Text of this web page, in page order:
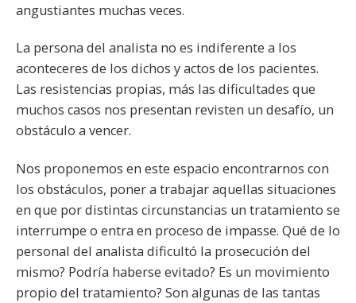
angustiantes muchas veces.
La persona del analista no es indiferente a los
aconteceres de los dichos y actos de los pacientes.
Las resistencias propias, más las dificultades que
muchos casos nos presentan revisten un desafío, un
obstáculo a vencer.
Nos proponemos en este espacio encontrarnos con
los obstáculos, poner a trabajar aquellas situaciones
en que por distintas circunstancias un tratamiento se
interrumpe o entra en proceso de impasse. Qué de lo
personal del analista dificultó la prosecución del
mismo? Podría haberse evitado? Es un movimiento
propio del tratamiento? Son algunas de las tantas